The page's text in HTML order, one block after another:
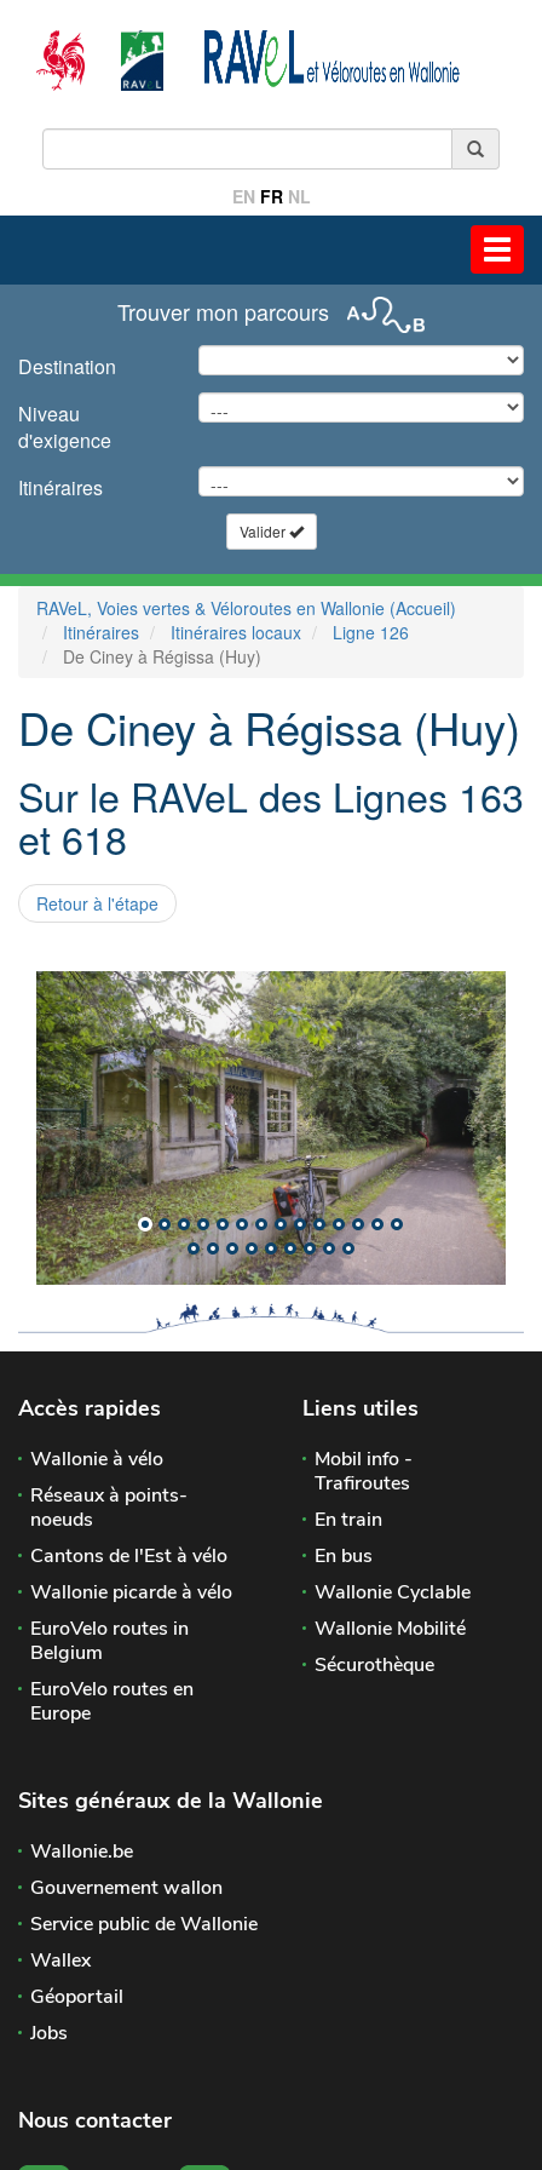
EN FR NL
Trouver mon parcours
Destination
Niveau
d'exigence
Itinéraires
Valider
RAVeL, Voies vertes & Véloroutes en Wallonie (Accueil)
Itinéraires
Itinéraires locaux
Ligne 126
De Ciney à Régissa (Huy)
De Ciney à Régissa (Huy)
Sur le RAVeL des Lignes 163
et 618
Retour à l'étape
Accès rapides
Wallonie à vélo
Réseaux à points-
noeuds
Cantons de l'Est à vélo
Wallonie picarde à vélo
EuroVelo routes in
Belgium
EuroVelo routes en
Europe
Liens utiles
Mobil info -
Trafiroutes
En train
En bus
Wallonie Cyclable
Wallonie Mobilité
Sécurothèque
Sites généraux de la Wallonie
Wallonie.be
Gouvernement wallon
Service public de Wallonie
Wallex
Géoportail
Jobs
Nous contacter